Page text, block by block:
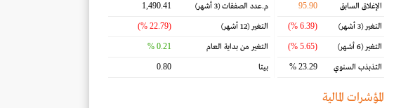
الإغلاق السابق 95.90
التغير(3 أشهر) (6.39 %)
التغير(6 أشهر) (5.65 %)
التذبذب السنوي 23.29 %
م.عدد الصفقات(3 أشهر) 1,490.41
التغير(12 أشهر) (22.79 %)
التغير من بداية العام 0.21 %
بيتا 0.80
المؤشرات المالية